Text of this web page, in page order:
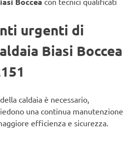
urgenti di
Biasi Boccea
caldaia è necessario,
una continua manutenzione
efficienza e sicurezza.